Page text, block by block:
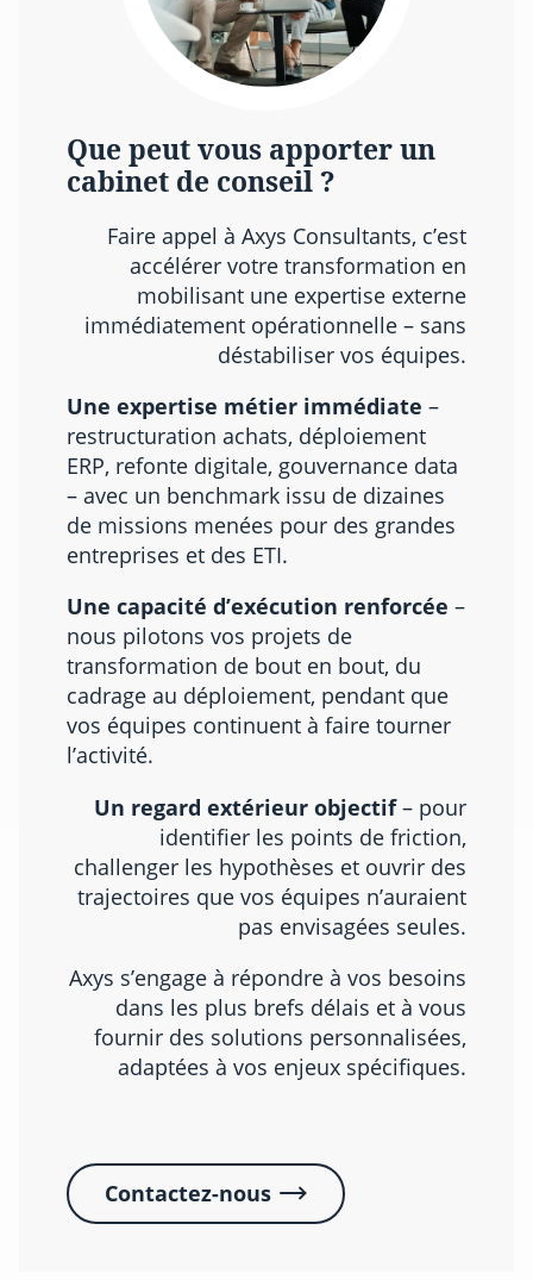
Que peut vous apporter un
cabinet de conseil ?
Faire appel à Axys Consultants, c’est
accélérer votre transformation en
mobilisant une expertise externe
immédiatement opérationnelle – sans
déstabiliser vos équipes.
Une expertise métier immédiate –
restructuration achats, déploiement
ERP, refonte digitale, gouvernance data
– avec un benchmark issu de dizaines
de missions menées pour des grandes
entreprises et des ETI.
Une capacité d’exécution renforcée –
nous pilotons vos projets de
transformation de bout en bout, du
cadrage au déploiement, pendant que
vos équipes continuent à faire tourner
l’activité.
Un regard extérieur objectif– pour
identifier les points de friction,
challenger les hypothèses et ouvrir des
trajectoires que vos équipes n’auraient
pas envisagées seules.
Axys s’engage à répondre à vos besoins
dans les plus brefs délais et à vous
fournir des solutions personnalisées,
adaptées à vos enjeux spécifiques.
Contactez-nous